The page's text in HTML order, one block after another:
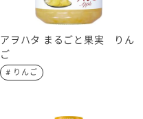
アヲハタ まるごと果実 りん
ご
# りんご